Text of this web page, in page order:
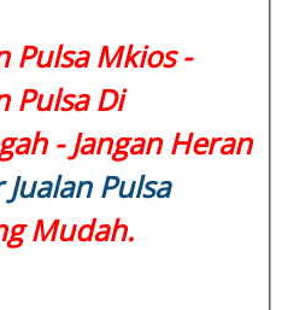
Pulsa Mkios -
Pulsa Di
- Jangan Heran
Pulsa
Mudah.